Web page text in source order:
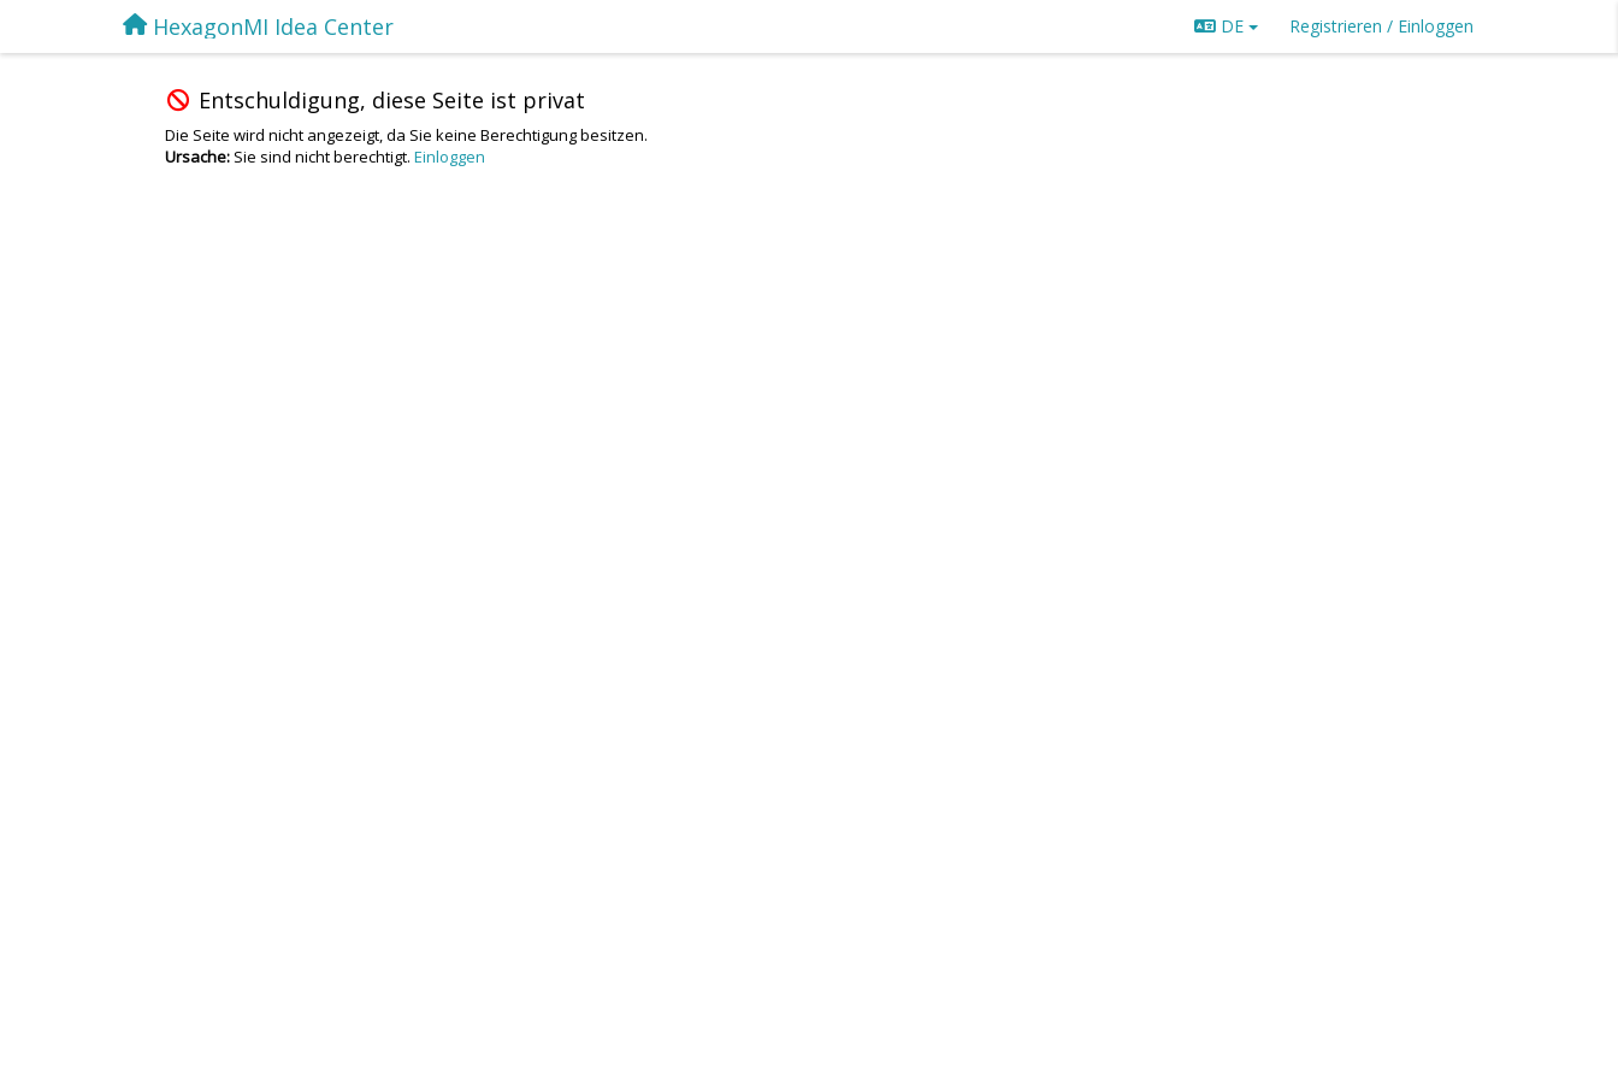
HexagonMI Idea Center DE Registrieren / Einloggen
Entschuldigung, diese Seite ist privat
Die Seite wird nicht angezeigt, da Sie keine Berechtigung besitzen.
Ursache: Sie sind nicht berechtigt. Einloggen